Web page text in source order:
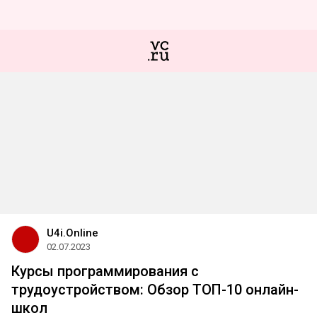
U4i.Online
02.07.2023
Курсы программирования с
трудоустройством: Обзор ТОП-10 онлайн-
школ